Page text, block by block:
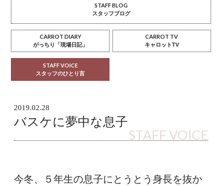
STAFF BLOG
スタッフブログ
CARROT DIARY
がっちり「現場日記」
CARROT TV
キャロットTV
STAFF VOICE
スタッフのひとり言
2019.02.28
バスケに夢中な息子
STAFF VOICE
今冬、５年生の息子にとうとう身長を抜か